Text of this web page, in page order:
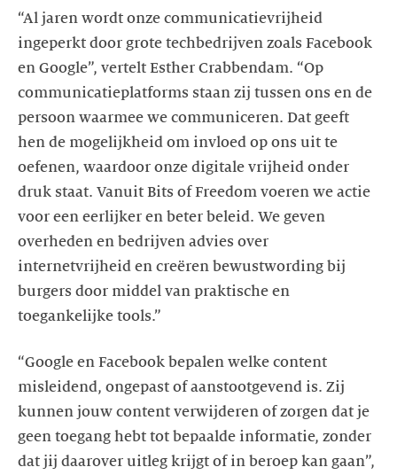
“Al jaren wordt onze communicatievrijheid
ingeperkt door grote techbedrijven zoals Facebook
en Google”, vertelt Esther Crabbendam. “Op
communicatieplatforms staan zij tussen ons en de
persoon waarmee we communiceren. Dat geeft
hen de mogelijkheid om invloed op ons uit te
oefenen, waardoor onze digitale vrijheid onder
druk staat. Vanuit Bits of Freedom voeren we actie
voor een eerlijker en beter beleid. We geven
overheden en bedrijven advies over
internetvrijheid en creëren bewustwording bij
burgers door middel van praktische en
“Google en Facebook bepalen welke content
misleidend, ongepast of aanstootgevend is. Zij
kunnen jouw content verwijderen of zorgen dat je
geen toegang hebt tot bepaalde informatie, zonder
dat jij daarover uitleg krijgt of in beroep kan gaan”,